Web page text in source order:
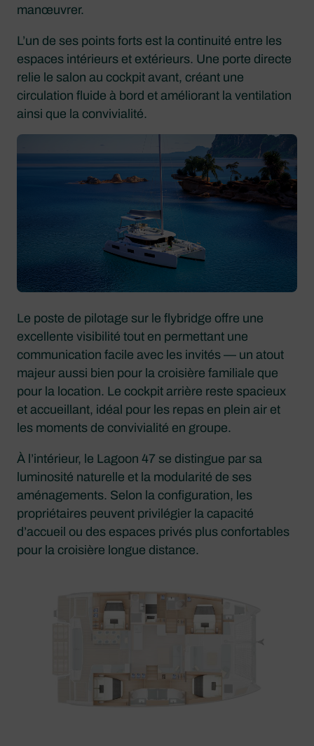
manœuvrer.
L’un de ses points forts est la continuité entre les
espaces intérieurs et extérieurs. Une porte directe
relie le salon au cockpit avant, créant une
circulation fluide à bord et améliorant la ventilation
ainsi que la convivialité.
Le poste de pilotage sur le flybridge offre une
excellente visibilité tout en permettant une
communication facile avec les invités — un atout
majeur aussi bien pour la croisière familiale que
pour la location. Le cockpit arrière reste spacieux
et accueillant, idéal pour les repas en plein air et
les moments de convivialité en groupe.
À l’intérieur, le Lagoon 47 se distingue par sa
luminosité naturelle et la modularité de ses
aménagements. Selon la configuration, les
propriétaires peuvent privilégier la capacité
d’accueil ou des espaces privés plus confortables
pour la croisière longue distance.